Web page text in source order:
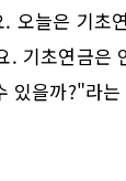
오늘은 기초
. 기초연금은
있을까?"라